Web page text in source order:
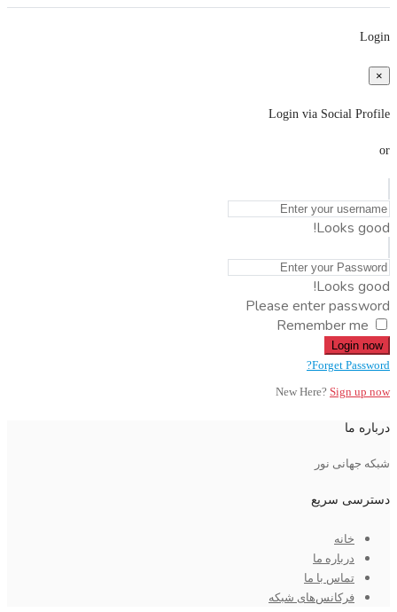
Login
×
Login via Social Profile
or
Looks good!
Looks good!
Please enter password
Remember me
Login now
Forget Password?
New Here? Sign up now
درباره ما
شبکه جهانی نور
دسترسی سریع
خانه
درباره ما
تماس با ما
فرکانس‌های شبکه